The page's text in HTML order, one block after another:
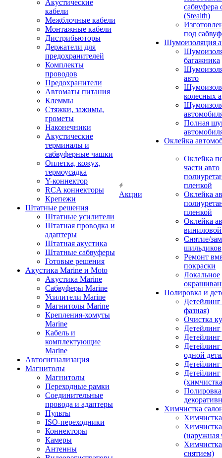
Акустические
кабели
Межблочные кабели
Монтажные кабели
Дистрибьюторы
Держатели для
предохранителей
Комплекты
проводов
Предохранители
Автоматы питания
Клеммы
Стяжки, зажимы,
грометы
Наконечники
Акустические
терминалы и
сабвуферные чашки
Оплетка, кожух,
термоусадка
Y-коннектор
RCA коннекторы
Крепежи
Штатные решения
Штатные усилители
Штатная проводка и
адаптеры
Штатная акустика
Штатные сабвуферы
Готовые решения
Акустика Marine и Moto
Акустика Marine
Сабвуферы Marine
Усилители Marine
Магнитолы Marine
Крепления-хомуты
Marine
Кабель и
комплектующие
Marine
Автосигнализация
Магнитолы
Магнитолы
Переходные рамки
Соединительные
провода и адаптеры
Пульты
ISO-переходники
Коннекторы
Камеры
Антенны
Акции
сабвуфера
(Stealth)
под
Шумоизоляция
багажника
авто
колесных
Полная
Оклейка
Оклейка
части авто
пленкой
Оклейка
пленкой
Оклейка
Снятие/
шильдиков
Ремонт
покраски
Локальное
Полировка и
фазная)
Очистка
Детейлинг
одной
Детейлинг
Полировка
Химчистка
(наружная
снятием)